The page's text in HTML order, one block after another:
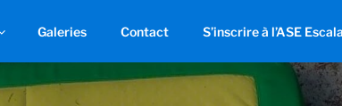
Galeries Contact S’inscrire à l’ASE